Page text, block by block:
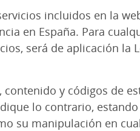
incluidos en la
en España. Para
será de aplicación la
y códigos de
lo contrario,
su manipulación en